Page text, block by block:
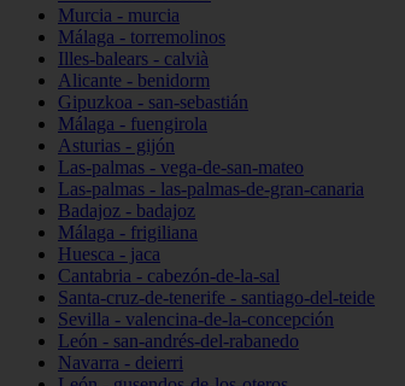
Murcia - murcia
Málaga - torremolinos
Illes-balears - calvià
Alicante - benidorm
Gipuzkoa - san-sebastián
Málaga - fuengirola
Asturias - gijón
Las-palmas - vega-de-san-mateo
Las-palmas - las-palmas-de-gran-canaria
Badajoz - badajoz
Málaga - frigiliana
Huesca - jaca
Cantabria - cabezón-de-la-sal
Santa-cruz-de-tenerife - santiago-del-teide
Sevilla - valencina-de-la-concepción
León - san-andrés-del-rabanedo
Navarra - deierri